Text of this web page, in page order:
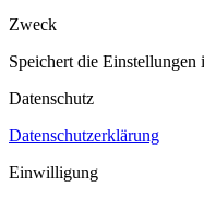
Zweck
Speichert die
Datenschutz
Datenschutzerklärung
Einwilligung